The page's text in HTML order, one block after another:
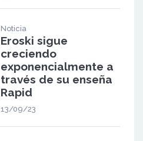
Noticia
Eroski sigue
creciendo
exponencialmente a
través de su enseña
Rapid
13/09/23